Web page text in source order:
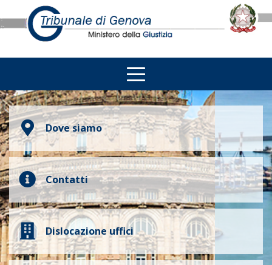
Dove siamo
Contatti
Dislocazione uffici